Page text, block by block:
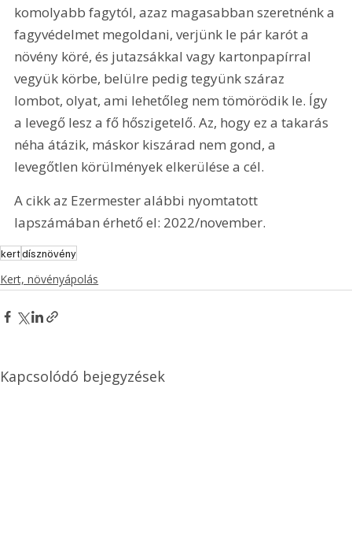
komolyabb fagytól, azaz magasabban szeretnénk a
fagyvédelmet megoldani, verjünk le pár karót a
növény köré, és jutazsákkal vagy kartonpapírral
vegyük körbe, belülre pedig tegyünk száraz
lombot, olyat, ami lehetőleg nem tömörödik le. Így
a levegő lesz a fő hőszigetelő. Az, hogy ez a takarás
néha átázik, máskor kiszárad nem gond, a
levegőtlen körülmények elkerülése a cél.
A cikk az Ezermester alábbi nyomtatott
lapszámában érhető el: 2022/november.
kertdísznövény
Kert, növényápolás
Kapcsolódó bejegyzések